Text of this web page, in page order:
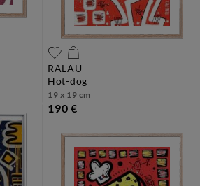
RALAU
hot-dog
19 x 19 cm
190 €